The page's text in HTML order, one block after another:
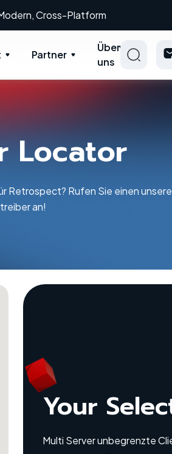
20.0.1
Partner
Über
uns
Locator
Retrospect? Rufen Sie einen
an!
Your
Multi Server unbegrenzte